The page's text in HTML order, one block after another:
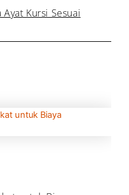
Kursi Sesuai